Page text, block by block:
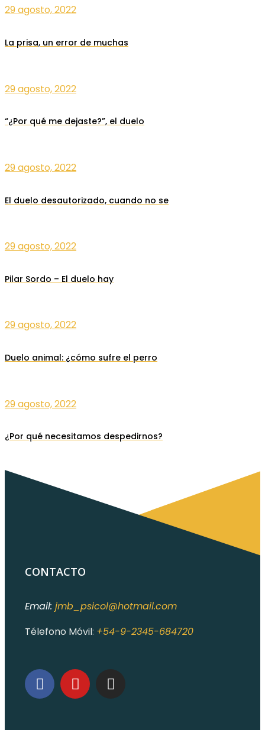
29 agosto, 2022
La prisa, un error de muchas
29 agosto, 2022
“¿Por qué me dejaste?”, el duelo
29 agosto, 2022
El duelo desautorizado, cuando no se
29 agosto, 2022
Pilar Sordo – El duelo hay
29 agosto, 2022
Duelo animal: ¿cómo sufre el perro
29 agosto, 2022
¿Por qué necesitamos despedirnos?
CONTACTO
Email: jmb_psicol@hotmail.com
Télefono Móvil: +54-9-2345-684720